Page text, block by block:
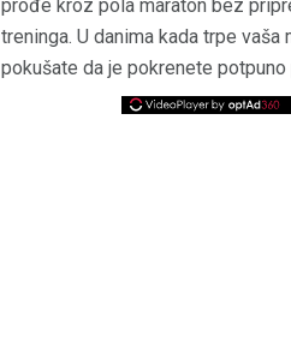
prođe kroz pola maraton bez
treninga. U danima kada trpe
pokušate da je pokrenete potpuno